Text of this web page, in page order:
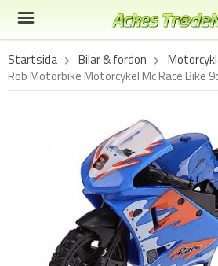
Startsida Bilar & fordon
Rob Motorbike Motorcykel Mc Race Bike